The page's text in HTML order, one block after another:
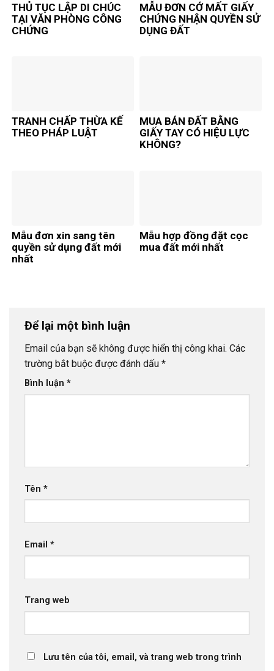
THỦ TỤC LẬP DI CHÚC
TẠI VĂN PHÒNG CÔNG
CHỨNG
MẪU ĐƠN CỚ MẤT GIẤY
CHỨNG NHẬN QUYỀN SỬ
DỤNG ĐẤT
TRANH CHẤP THỪA KẾ
THEO PHÁP LUẬT
MUA BÁN ĐẤT BẰNG
GIẤY TAY CÓ HIỆU LỰC
KHÔNG?
Mẫu đơn xin sang tên
quyền sử dụng đất mới
nhất
Mẫu hợp đồng đặt cọc
mua đất mới nhất
Để lại một bình luận
Email của bạn sẽ không được hiển thị công khai. Các
trường bắt buộc được đánh dấu *
Bình luận *
Tên *
Email *
Trang web
Lưu tên của tôi, email, và trang web trong trình